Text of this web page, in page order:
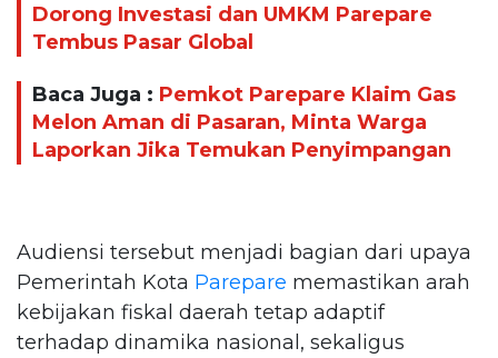
Dorong Investasi dan UMKM Parepare
Tembus Pasar Global
Baca Juga : Pemkot Parepare Klaim Gas
Melon Aman di Pasaran, Minta Warga
Laporkan Jika Temukan Penyimpangan
Audiensi tersebut menjadi bagian dari upaya
Pemerintah Kota Parepare memastikan arah
kebijakan fiskal daerah tetap adaptif
terhadap dinamika nasional, sekaligus